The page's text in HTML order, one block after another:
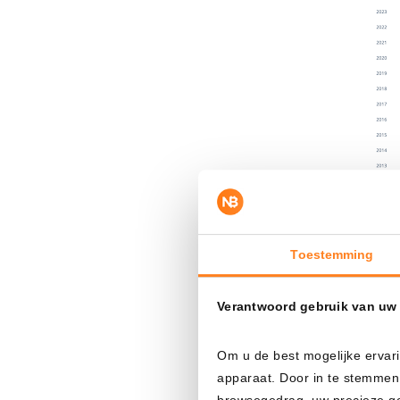
Toestemming
Verantwoord gebruik van
Om u de best mogelijke
apparaat. Door in te
El
También
líneas, el
del mes.